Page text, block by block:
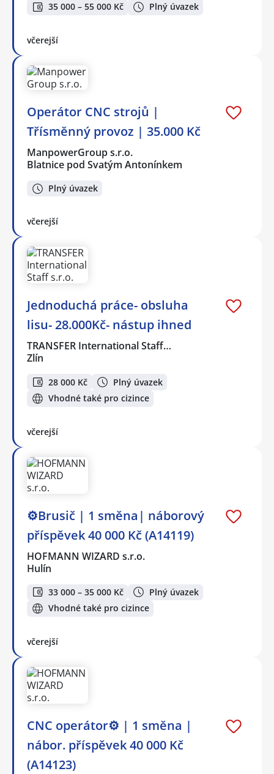
35 000 – 55 000 Kč Plný úvazek
včerejší
Operátor CNC strojů |
Třísměnný provoz | 35.000 Kč
ManpowerGroup s.r.o.
Blatnice pod Svatým Antonínkem
Plný úvazek
včerejší
Jednoduchá práce- obsluha
lisu- 28.000Kč- nástup ihned
TRANSFER International Staff…
Zlín
28 000 Kč
Plný úvazek
Vhodné také pro cizince
včerejší
⚙️Brusič | 1 směna| náborový
příspěvek 40 000 Kč (A14119)
HOFMANN WIZARD s.r.o.
Hulín
33 000 – 35 000 Kč
Plný úvazek
Vhodné také pro cizince
včerejší
CNC operátor⚙️ | 1 směna |
nábor. příspěvek 40 000 Kč
(A14123)